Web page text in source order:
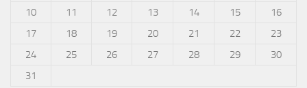
10
11 12 13 14 15
16
17
18 19 20 21 22
23
24
25 26 27 28 29
30
31